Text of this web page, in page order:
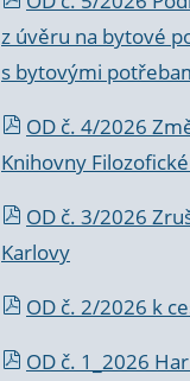
z úvěru na bytové
s bytovými
OD č. 4/2026
Knihovny
OD č. 3/2026
Karlovy
OD č. 2/2026 k
OD č. 1_2026